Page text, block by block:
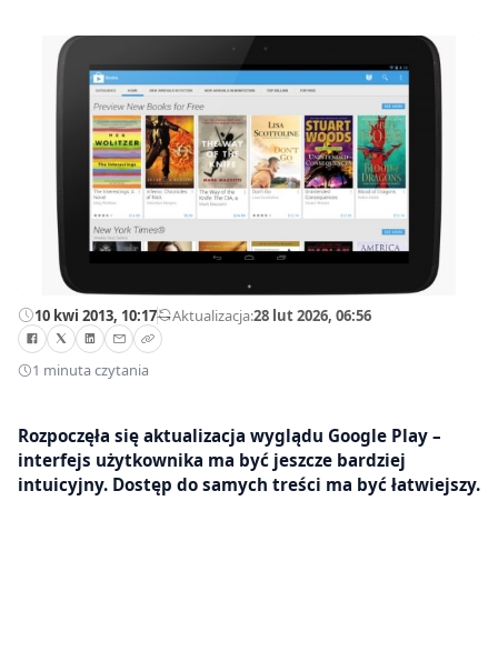
10 kwi 2013, 10:17—Aktualizacja:28 lut 2026, 06:56
1 minuta czytania
Rozpoczęła się aktualizacja wyglądu Google Play –
interfejs użytkownika ma być jeszcze bardziej
intuicyjny. Dostęp do samych treści ma być łatwiejszy.